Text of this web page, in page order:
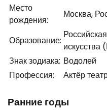
Место
рождения:
Москва,
Образование:
Знак зодиака: Водолей
Профессия:
Актёр
Ранние годы